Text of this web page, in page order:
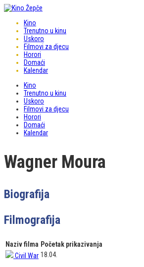
Kino
Trenutno u kinu
Uskoro
Filmovi za djecu
Horori
Domaći
Kalendar
Kino
Trenutno u kinu
Uskoro
Filmovi za djecu
Horori
Domaći
Kalendar
Wagner Moura
Biografija
Filmografija
Naziv filma Početak prikazivanja
Civil War 18.04.